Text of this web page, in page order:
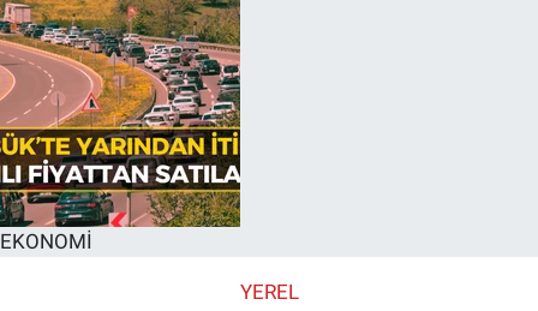
EKONOMİ
YEREL
Haber Arşivi